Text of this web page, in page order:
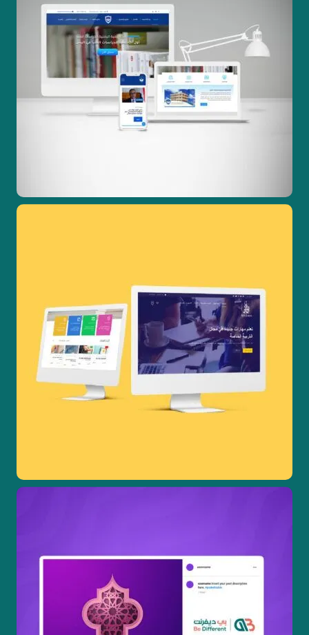
تصاميم جرافيك
تطوير مواقع الكترونية
تصاميم جرافيك تصميم مواقع ويب
تطوير مواقع الكترونية